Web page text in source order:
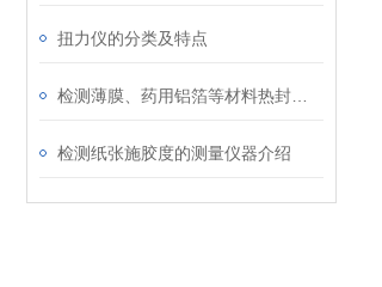
扭力仪的分类及特点
检测纸张施胶度的测量仪器介绍